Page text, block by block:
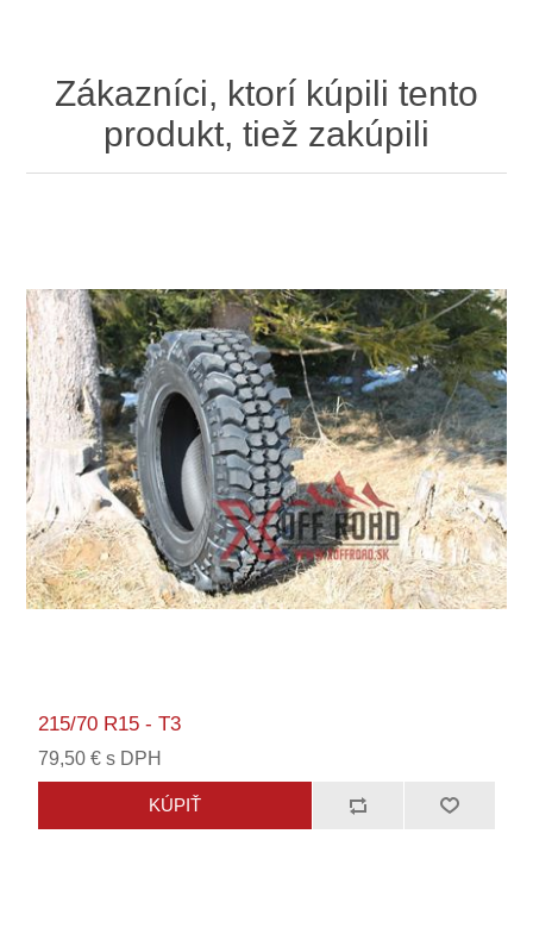
Zákazníci, ktorí kúpili tento
produkt, tiež zakúpili
215/70 R15 - T3
79,50 € s DPH